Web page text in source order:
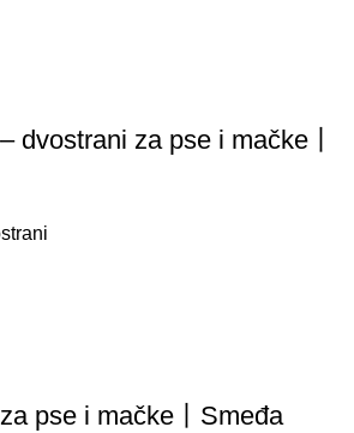
dvostrani za pse i mačke丨
pse i mačke丨Smeđa